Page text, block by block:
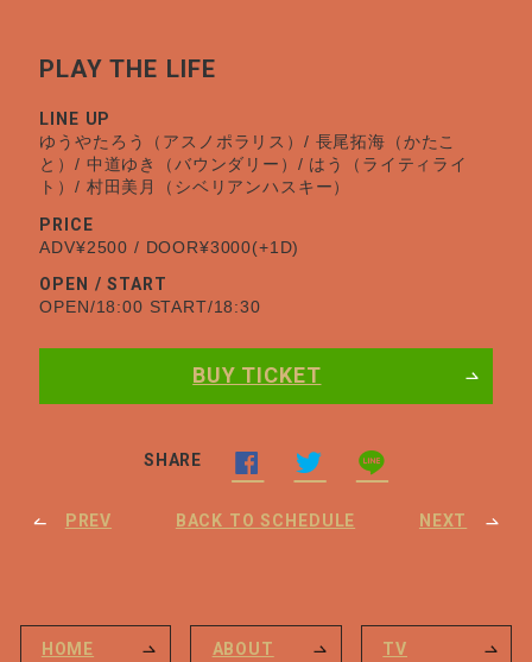
PLAY THE LIFE
LINE UP
ゆうやたろう（アスノポラリス）/ 長尾拓海（かたこ
と）/ 中道ゆき（バウンダリー）/ はう（ライティライ
ト）/ 村田美月（シベリアンハスキー）
PRICE
ADV¥2500 / DOOR¥3000(+1D)
OPEN / START
OPEN/18:00 START/18:30
BUY TICKET
SHARE
PREV BACK TO SCHEDULE NEXT
HOME ABOUT TV